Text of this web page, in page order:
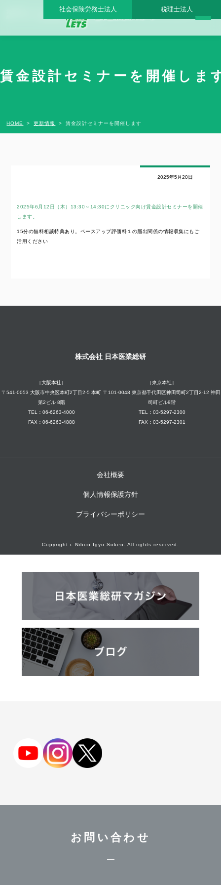
賃金設計セミナーを開催します - 日本医業総研グループ |日本医業総研｜医院開業・承
社会保険労務士法人 税理士法人
賃金設計セミナーを開催しま
HOME 更新情報 賃金設計セミナーを開催します
2025年5月20日
2025年6月12日（木）13:30～14:30にクリニック向け賃金設計セミナーを開催
します。
15分の無料相談特典あり。ベースアップ評価料１の届出関係の情報収集にもご
活用ください
株式会社 日本医業総研
［大阪本社］
〒541-0053 大阪市中央区本町2丁目2-5 本町
第2ビル 8階
TEL：06-6263-4000
FAX：06-6263-4888
［東京本社］
〒101-0048 東京都千代田区神田司町2丁目2-12 神田
司町ビル9階
TEL：03-5297-2300
FAX：03-5297-2301
会社概要
個人情報保護方針
プライバシーポリシー
Copyright c Nihon Igyo Soken. All rights reserved.
お問い合わせ